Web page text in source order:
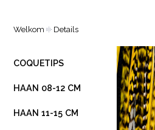
Welkom Details
COQUETIPS
HAAN 08-12 CM
HAAN 11-15 CM